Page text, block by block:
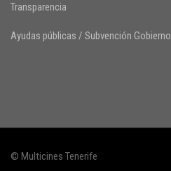
Transparencia
Ayudas públicas / Subvención Gobierno
© Multicines Tenerife